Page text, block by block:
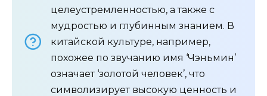
целеустремленностью, а также с
мудростью и глубинным знанием. В
китайской культуре, например,
похожее по звучанию имя ‘Чэньмин’
означает ‘золотой человек’, что
символизирует высокую ценность и